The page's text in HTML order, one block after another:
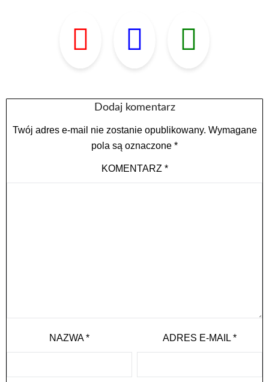
Dodaj komentarz
Twój adres e-mail nie zostanie opublikowany. Wymagane
pola są oznaczone *
KOMENTARZ *
NAZWA* ADRES E-MAIL*